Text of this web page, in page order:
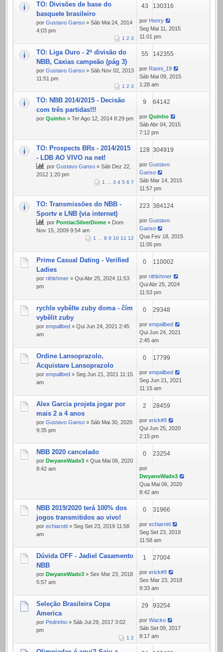
TO: Divisões de base do
basquete brasileiro
por Gustavo Ganso » Sáb Mai 24, 2014
4:03 pm
1 2 3
43 130316
por Henry
Seg Mai 11, 2015
11:01 pm
TO: Liga Ouro - 2ª divisão do
NBB, Caxias campeão (pág 3)
por Gustavo Ganso » Sáb Nov 02, 2013
11:51 pm
1 2 3
55 142355
por Raoni_19
Sáb Mai 09, 2015
1:28 am
TO: NBB 2014/2015 - Decisão
com três partidas!!!
por Quinho » Ter Ago 12, 2014 8:29 pm
9 64142
por Quinho
Sáb Abr 04, 2015
7:12 pm
TO: Prospects BRs - 2014/2015
- LDB AO VIVO na net!
por Gustavo Ganso » Sáb Dez 22,
2012 1:20 pm
1 … 3 4 5 6 7
128 304919
por Gustavo
Ganso
Sáb Mar 14, 2015
11:57 pm
TO: Transmissões do NBB -
Sportv e LNB (via internet)
por PontiacSilverDome » Dom
Nov 15, 2009 9:54 am
1 … 8 9 10 11 12
223 384124
por Gustavo
Ganso
Qua Fev 18, 2015
11:05 pm
Prime Сasual Dating - Verified
Ladies
por rithkhmer » Qui Abr 25, 2024 11:53
pm
0 110002
por rithkhmer
Qui Abr 25, 2024
11:53 pm
rychle vybělte zuby doma - čím
vybělit zuby
por empallbed » Qui Jun 24, 2021 2:45
am
0 29348
por empallbed
Qui Jun 24, 2021
2:45 am
Ordine Lansoprazolo,
Acquistare Lansoprazolo
por empallbed » Seg Jun 21, 2021 11:15
am
0 17799
por empallbed
Seg Jun 21, 2021
11:15 am
Alex Garcia projeta jogar por
mais 2 a 4 anos
por Gustavo Ganso » Sáb Mai 30, 2020
9:35 pm
2 28459
por erick#9
Qui Jun 25, 2020
2:15 pm
NBB 2020 cancelado
por DwyaneWade3 » Qua Mai 06, 2020
8:42 am
0 23254
por
DwyaneWade3
Qua Mai 06, 2020
8:42 am
NBB 2019/2020 terá 100% dos
jogos transmitidos ao vivo!
por echiarotti » Seg Set 23, 2019 11:58
am
0 31966
por echiarotti
Seg Set 23, 2019
11:58 am
Dúvida OFF - Jadiel Casamento
NBB
por DwyaneWade3 » Sex Mar 23, 2018
5:57 am
1 27004
por erick#9
Sex Mar 23, 2018
9:33 am
Seleção Brasileira Copa
America
por Pedrinho » Sáb Jul 29, 2017 3:02
pm
1 2
29 93254
por Wacko
Sáb Set 09, 2017
8:17 am